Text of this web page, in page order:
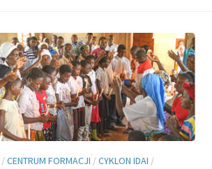
/CENTRUM FORMACJI /CYKLON IDAI /